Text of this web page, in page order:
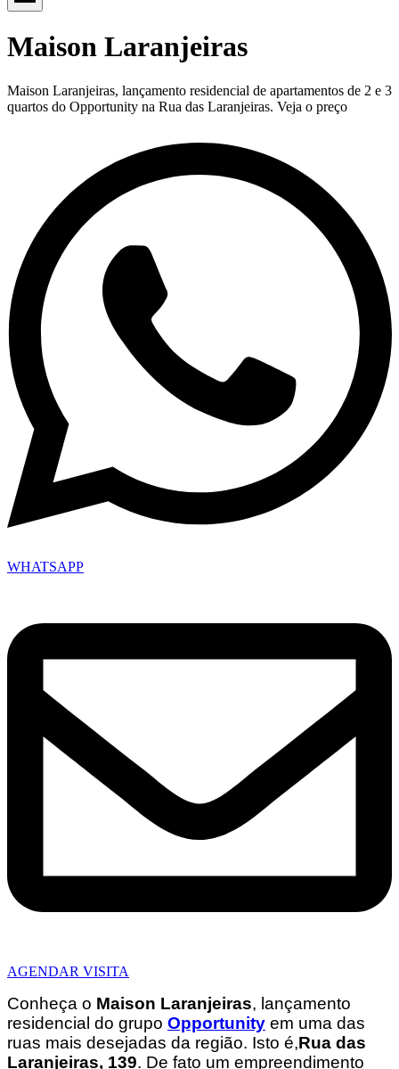
Maison Laranjeiras
Maison Laranjeiras, lançamento residencial de apartamentos de 2 e 3
quartos do Opportunity na Rua das Laranjeiras. Veja o preço
WHATSAPP
AGENDAR VISITA
Conheça o Maison Laranjeiras, lançamento
residencial do grupo Opportunity em uma das
ruas mais desejadas da região. Isto é,Rua das
Laranjeiras, 139. De fato um empreendimento